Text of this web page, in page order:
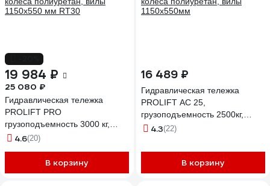
19 984 ₽
25 080 ₽
Гидравлическая тележка
PROLIFT PRO
грузоподъемность 3000 кг,
колеса полиуретан, вилы
4.6(20)
В корзину
16 489 ₽
Гидравлическая тележка
PROLIFT AC 25,
грузоподъемность 2500кг,
колеса полиуретан, вилы
4.3(22)
В корзину